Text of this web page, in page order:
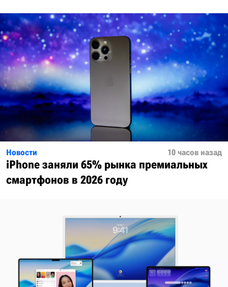
Новости 10 часов назад
iPhone заняли 65% рынка премиальных
смартфонов в 2026 году